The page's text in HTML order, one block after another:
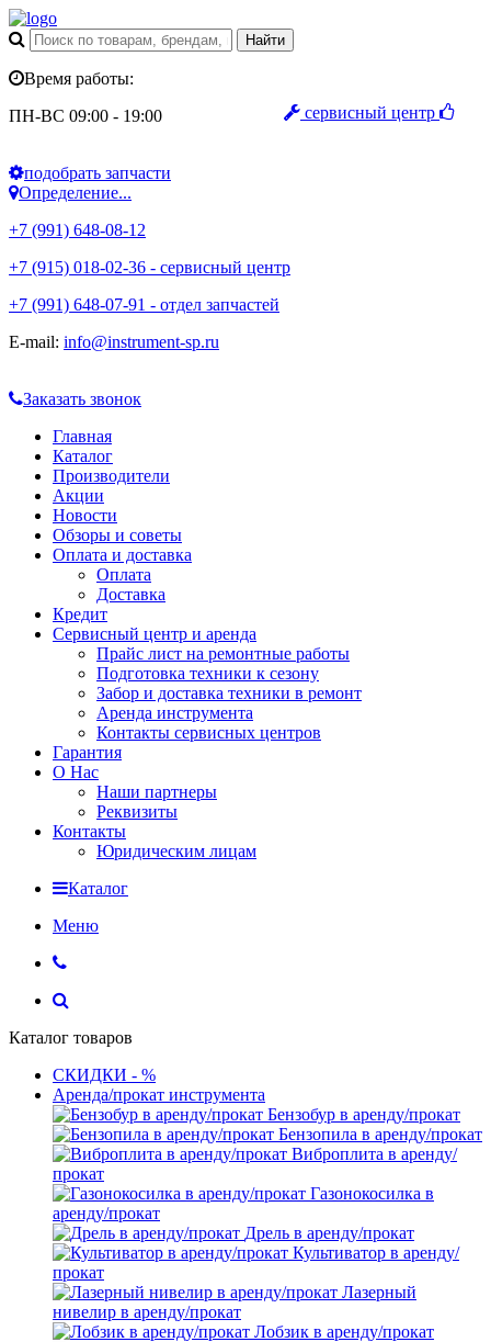
сервисный центр
Время работы:
ПН-ВС 09:00 - 19:00
подобрать запчасти
Определение...
+7 (991) 648-08-12
+7 (915) 018-02-36 - сервисный центр
+7 (991) 648-07-91 - отдел запчастей
E-mail: info@instrument-sp.ru
Заказать звонок
Главная
Каталог
Производители
Акции
Новости
Обзоры и советы
Оплата и доставка
Оплата
Доставка
Кредит
Сервисный центр и аренда
Прайс лист на ремонтные работы
Подготовка техники к сезону
Забор и доставка техники в ремонт
Аренда инструмента
Контакты сервисных центров
Гарантия
О Нас
Наши партнеры
Реквизиты
Контакты
Юридическим лицам
Каталог
Меню
Каталог товаров
СКИДКИ - %
Аренда/прокат инструмента
Бензобур в аренду/прокат
Бензопила в аренду/прокат
Виброплита в аренду/
прокат
Газонокосилка в
аренду/прокат
Дрель в аренду/прокат
Культиватор в аренду/
прокат
Лазерный
нивелир в аренду/прокат
Лобзик в аренду/прокат